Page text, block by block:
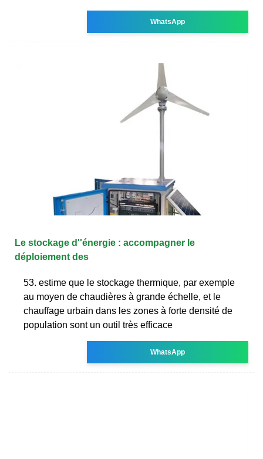
WhatsApp
Le stockage d''énergie : accompagner le
déploiement des
53. estime que le stockage thermique, par exemple
au moyen de chaudières à grande échelle, et le
chauffage urbain dans les zones à forte densité de
population sont un outil très efficace
WhatsApp